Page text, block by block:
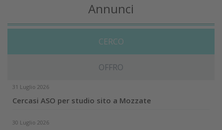
Annunci
CERCO
OFFRO
31 Luglio 2026
Cercasi ASO per studio sito a Mozzate
30 Luglio 2026